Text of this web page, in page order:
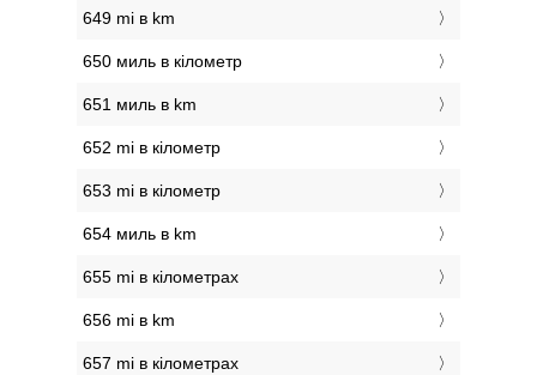
649 mi в km
650 миль в кілометр
651 миль в km
652 mi в кілометр
653 mi в кілометр
654 миль в km
655 mi в кілометрах
656 mi в km
657 mi в кілометрах